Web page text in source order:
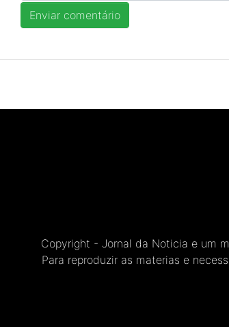
Copyright - Jornal da Noticia e um
Para reproduzir as materias e